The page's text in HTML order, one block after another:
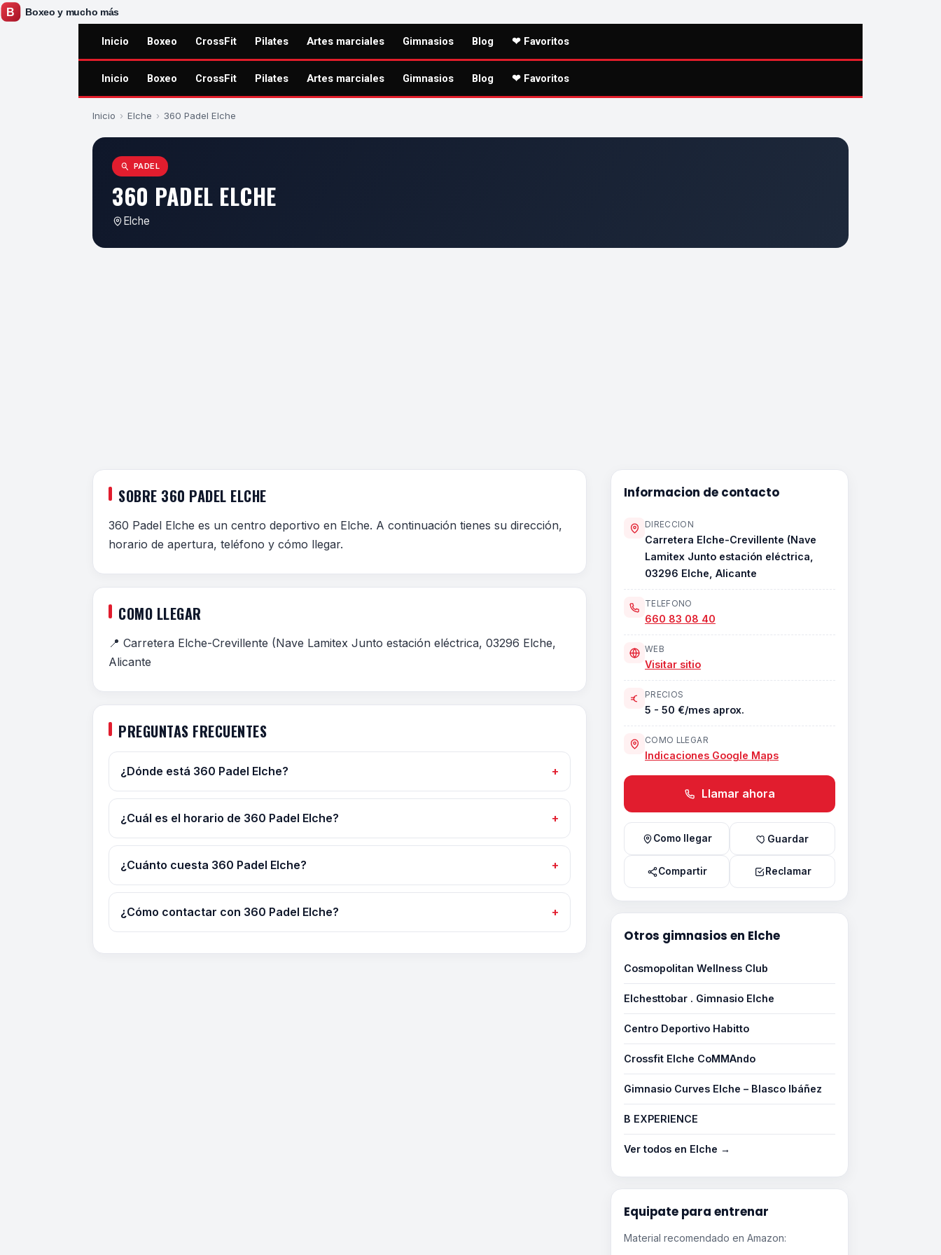
Inicio Boxeo CrossFit Pilates Artes marciales Gimnasios Blog ❤ Favoritos
Inicio Boxeo CrossFit Pilates Artes marciales Gimnasios Blog ❤ Favoritos
Inicio › Elche › 360 Padel Elche
PADEL
360 PADEL ELCHE
Elche
SOBRE 360 PADEL ELCHE
360 Padel Elche es un centro deportivo en Elche. A continuación tienes su dirección,
horario de apertura, teléfono y cómo llegar.
COMO LLEGAR
📍 Carretera Elche-Crevillente (Nave Lamitex Junto estación eléctrica, 03296 Elche,
Alicante
PREGUNTAS FRECUENTES
¿Dónde está 360 Padel Elche?
¿Cuál es el horario de 360 Padel Elche?
¿Cuánto cuesta 360 Padel Elche?
¿Cómo contactar con 360 Padel Elche?
Informacion de contacto
DIRECCION
Carretera Elche-Crevillente (Nave
Lamitex Junto estación eléctrica,
03296 Elche, Alicante
TELEFONO
660 83 08 40
WEB
Visitar sitio
PRECIOS
5 - 50 €/mes aprox.
COMO LLEGAR
Indicaciones Google Maps
Llamar ahora
Como llegar Guardar
Compartir Reclamar
Otros gimnasios en Elche
Cosmopolitan Wellness Club
Elchesttobar . Gimnasio Elche
Centro Deportivo Habitto
Crossfit Elche CoMMAndo
Gimnasio Curves Elche – Blasco Ibáñez
B EXPERIENCE
Ver todos en Elche →
Equipate para entrenar
Material recomendado en Amazon: